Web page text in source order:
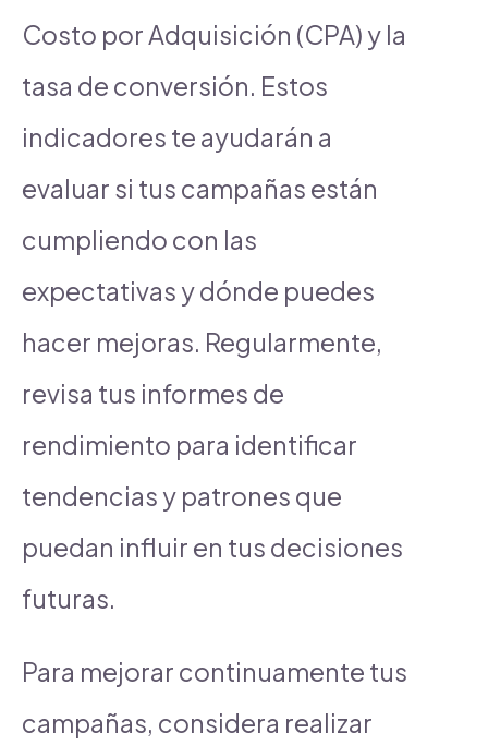
Costo por Adquisición (CPA) y la
tasa de conversión. Estos
indicadores te ayudarán a
evaluar si tus campañas están
cumpliendo con las
expectativas y dónde puedes
hacer mejoras. Regularmente,
revisa tus informes de
rendimiento para identificar
tendencias y patrones que
puedan influir en tus decisiones
futuras.
Para mejorar continuamente tus
campañas, considera realizar